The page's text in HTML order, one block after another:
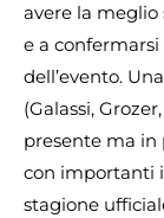
avere la meglio
e a
dell’evento.
(Galassi,
presente ma in
con importanti
stagione